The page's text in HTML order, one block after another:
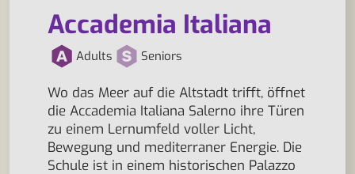
Accademia Italiana
Adults Seniors
Wo das Meer auf die Altstadt trifft, öffnet
die Accademia Italiana Salerno ihre Türen
zu einem Lernumfeld voller Licht,
Bewegung und mediterraner Energie. Die
Schule ist in einem historischen Palazzo